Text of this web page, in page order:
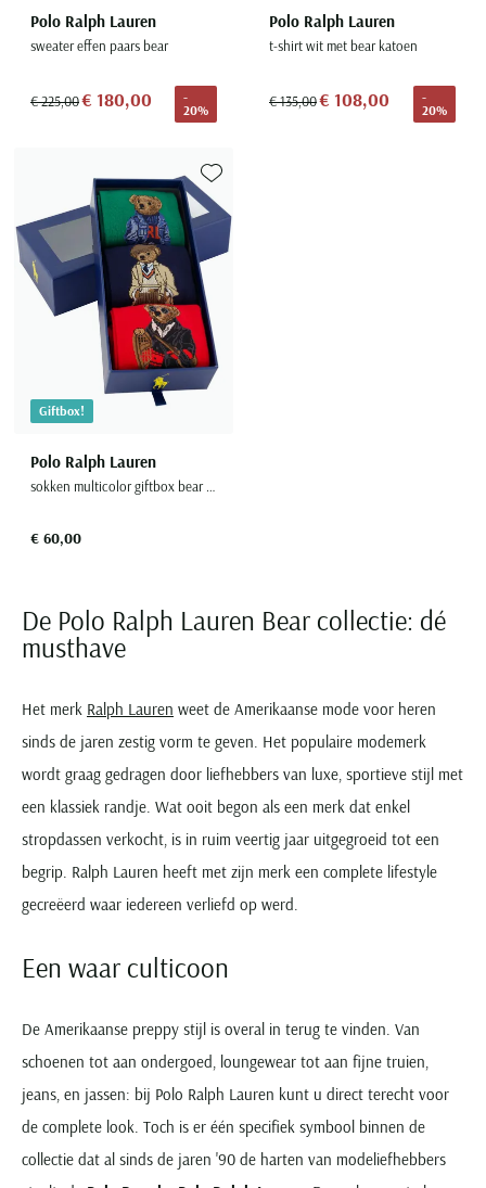
Polo Ralph Lauren
sweater effen paars bear
€ 225,00€ 180,00
-
20%
Polo Ralph Lauren
t-shirt wit met bear katoen
€ 135,00€ 108,00
-
20%
Polo Ralph Lauren
sokken multicolor giftbox bear katoen
€ 60,00
Giftbox!
Toevoegen aan favorieten
De Polo Ralph Lauren Bear collectie: dé
musthave
Het merk Ralph Lauren weet de Amerikaanse mode voor heren
sinds de jaren zestig vorm te geven. Het populaire modemerk
wordt graag gedragen door liefhebbers van luxe, sportieve stijl met
een klassiek randje. Wat ooit begon als een merk dat enkel
stropdassen verkocht, is in ruim veertig jaar uitgegroeid tot een
begrip. Ralph Lauren heeft met zijn merk een complete lifestyle
gecreëerd waar iedereen verliefd op werd.
Een waar culticoon
De Amerikaanse preppy stijl is overal in terug te vinden. Van
schoenen tot aan ondergoed, loungewear tot aan fijne truien,
jeans, en jassen: bij Polo Ralph Lauren kunt u direct terecht voor
de complete look. Toch is er één specifiek symbool binnen de
collectie dat al sinds de jaren '90 de harten van modeliefhebbers